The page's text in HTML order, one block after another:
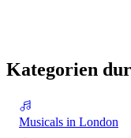
Kategorien
Musicals in London